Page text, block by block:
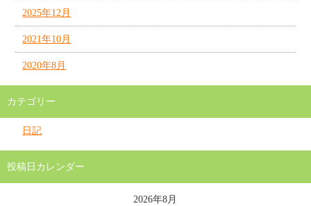
2025年12月
2021年10月
2020年8月
カテゴリー
日記
投稿日カレンダー
2026年8月